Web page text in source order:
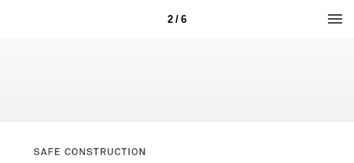
2 / 6